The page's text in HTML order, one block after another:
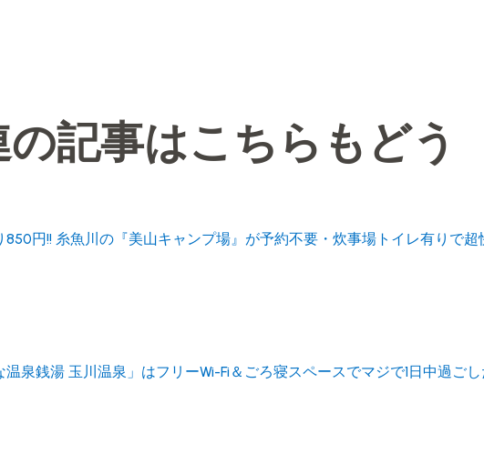
記事はこちらもどう
850円!! 糸魚川の『美山キャンプ場』が予約不要・炊事場トイレ有りで超
温泉銭湯 玉川温泉」はフリーWi-Fi＆ごろ寝スペースでマジで1日中過ご